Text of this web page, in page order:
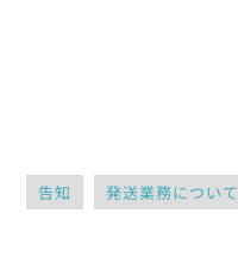
告知 発送業務について